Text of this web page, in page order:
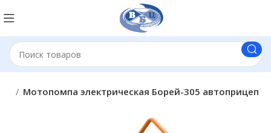
Мотопомпа электрическая Борей-305 автоприцеп